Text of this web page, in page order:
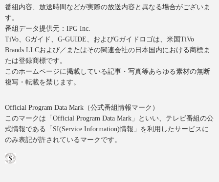
番組内容、放送時間などが実際の放送内容と異なる場合がございま
す。
番組データ提供元：IPG Inc.
TiVo、Gガイド、G-GUIDE、およびGガイドロゴは、米国TiVo
Brands LLCおよび／またはその関連会社の日本国内における商標ま
たは登録商標です。
このホームページに掲載している記事・写真等あらゆる素材の無断
複写・転載を禁じます。
Official Program Data Mark（公式番組情報マーク）
このマークは「Official Program Data Mark」といい、テレビ番組の公
式情報である「SI(Service Information)情報」を利用したサービスに
のみ表記が許されているマークです。